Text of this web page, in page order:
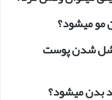
مو میشود؟
شل شدن پوست
بدن میشود؟